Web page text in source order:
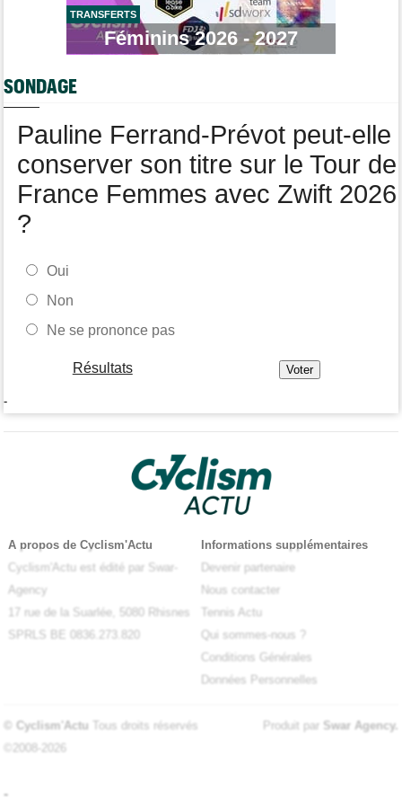
LNC
Tour de Burgos
Oscar Onley fait coup double sur la 2e étape
Route
05/08
Tour de Pologne
Jamais 2 sans 3 pour Jonathan Milan, vainqueur de la 3e étape !
TRANSFERTS
Féminins 2026 - 2027
SONDAGE
Pauline Ferrand-Prévot peut-elle
conserver son titre sur le Tour de
France Femmes avec Zwift 2026
?
Oui
Non
Ne se prononce pas
Résultats
-
A propos de Cyclism'Actu
Cyclism'Actu est édité par Swar-
Agency
17 rue de la Suarlée, 5080 Rhisnes
SPRLS BE 0836.273.820
Informations supplémentaires
Devenir partenaire
Nous contacter
Tennis Actu
Qui sommes-nous ?
Conditions Générales
Données Personnelles
© Cyclism'Actu Tous droits réservés
©2008-2026
Produit par Swar Agency.
-